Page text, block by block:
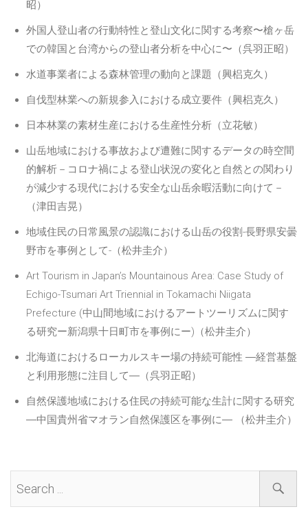
昭）
外国人登山者の行動特性と登山文化に関する考察〜槍ヶ岳
での韓国と台湾からの登山者分析を中心に〜（呉羽正昭）
水道事業者による森林管理の動向と課題（興梠克久）
自伐型林業への新規参入における成立要件（興梠克久）
日本林業の素材生産における生産性分析（立花敏）
山岳地域における事故および遭難に関するデータの時空間
的解析－コロナ禍による登山状況の変化と自然との関わり
が減少する現代における安全な山岳余暇活動に向けて－
（津田吉晃）
地域住民の日常風景の認識における山岳の役割-長野県安曇
野市を事例として-（松井圭介）
Art Tourism in Japan’s Mountainous Area: Case Study of
Echigo-Tsumari Art Triennial in Tokamachi Niigata
Prefecture (中山間地域におけるアートツーリズムに関す
る研究ー新潟県十日町市を事例にー)（松井圭介）
北海道におけるローカルスキー場の持続可能性 ―経営基盤
と利用形態に注目して―（呉羽正昭）
自然保護地域における住民の持続可能な生計に関する研究
―中国貴州省マオラン自然保護区を事例に― （松井圭介）